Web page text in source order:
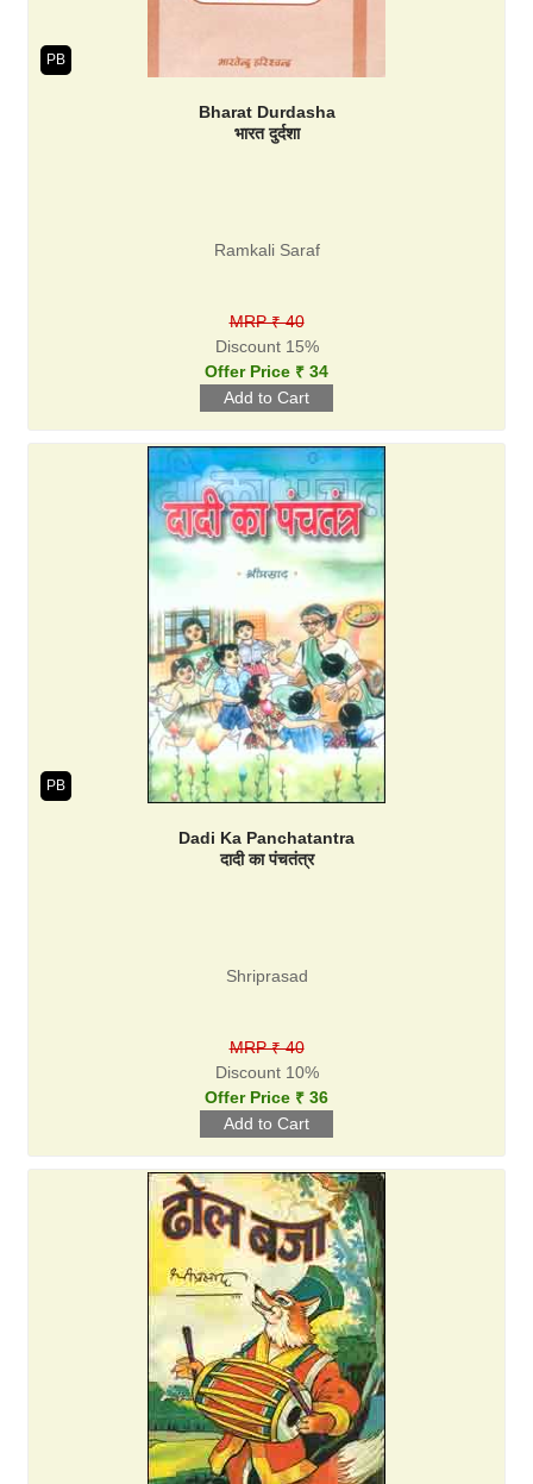
PB
Bharat Durdasha
भारत दुर्दशा
Ramkali Saraf
MRP ₹ 40
Discount 15%
Offer Price ₹ 34
PB
Dadi Ka Panchatantra
दादी का पंचतंत्र
Shriprasad
MRP ₹ 40
Discount 10%
Offer Price ₹ 36